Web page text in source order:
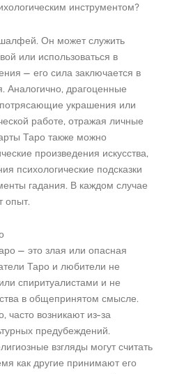
инструментом?
Он может служить
или использоваться в
— его сила заключается в
Аналогично, драгоценные
украшения или
работе, отражая личные
Таро также можно
произведения искусства,
психологические подсказки
гадания. В каждом случае
опыт.
— это злая или опасная
Таро и любители не
спиритуалистами и не
в общепринятом смысле.
возникают из-за
предубеждений.
взгляды могут считать
как другие принимают его